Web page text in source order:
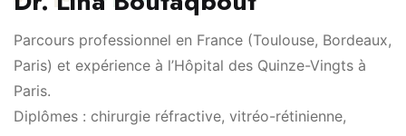
Parcours professionnel en France (Toulouse, Bordeaux,
Paris) et expérience à l’Hôpital des Quinze-Vingts à
Paris.
Diplômes : chirurgie réfractive, vitréo-rétinienne,